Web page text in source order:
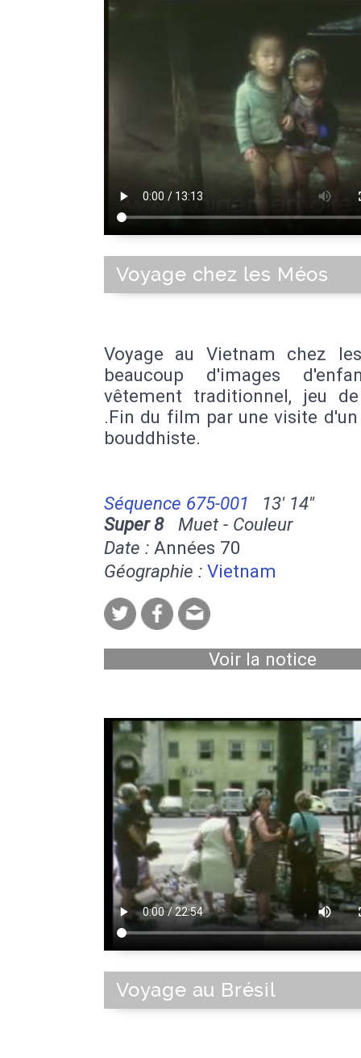
Voyage chez les Méos
Voyage au Vietnam chez
beaucoup d'images
vêtement traditionnel, jeu
.Fin du film par une visite
bouddhiste.
Séquence 675-001
13' 14''
Super 8Muet - Couleur
Date : Années 70
Géographie : Vietnam
Voir la notice
Voyage au Brésil